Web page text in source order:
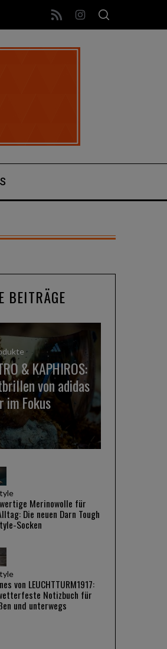
BEITRÄGE
& KAPHIROS:
von adidas
im Fokus
Merinowolle für
Die neuen Darn Tough
Socken
von LEUCHTTURM1917:
Notizbuch für
und unterwegs